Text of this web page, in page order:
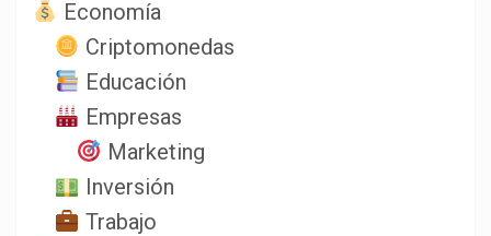
Economía
Criptomonedas
Educación
Empresas
Marketing
Inversión
Trabajo